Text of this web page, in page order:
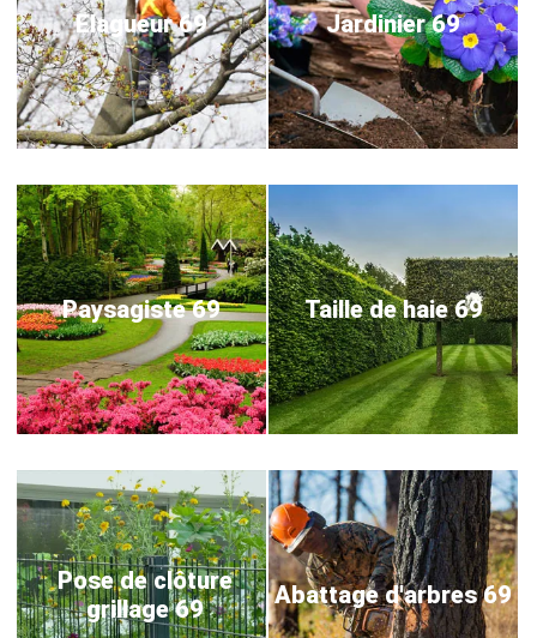
Elagueur 69 Jardinier 69
Paysagiste 69 Taille de haie 69
Pose de clôture
grillage 69
Abattage d'arbres 69